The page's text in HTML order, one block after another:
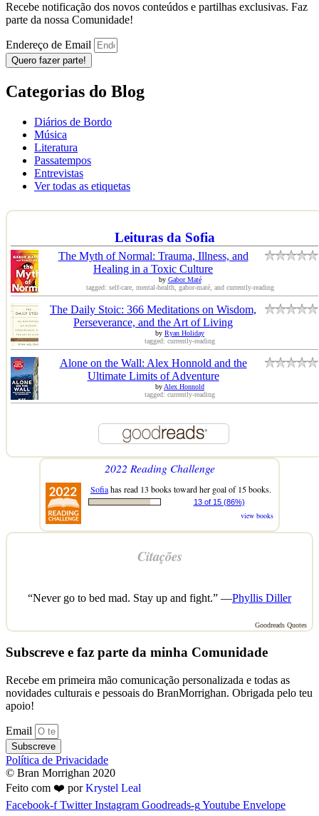
Recebe notificação dos novos conteúdos e partilhas exclusivas. Faz
parte da nossa Comunidade!
Endereço de Email
Quero fazer parte!
Categorias do Blog
Diários de Bordo
Música
Literatura
Passatempos
Entrevistas
Ver todas as etiquetas
Leituras da Sofia
The Myth of Normal: Trauma, Illness, and
Healing in a Toxic Culture
by Gabor Maté
tagged: self-care, mental-health, gabor-maté, and currently-reading
The Daily Stoic: 366 Meditations on Wisdom,
Perseverance, and the Art of Living
by Ryan Holiday
tagged: currently-reading
Alone on the Wall: Alex Honnold and the
Ultimate Limits of Adventure
byAlex Honnold
tagged: currently-reading
2022 Reading Challenge
Sofiahas read 13 books toward her goal of 15 books.
13 of 15 (86%)
view books
Citações
“Never go to bed mad. Stay up and fight.” —Phyllis Diller
Goodreads Quotes
Subscreve e faz parte da minha Comunidade
Recebe em primeira mão comunicação personalizada e todas as
novidades culturais e pessoais do BranMorrighan. Obrigada pelo teu
apoio!
Email
Subscreve
Política de Privacidade
© Bran Morrighan 2020
Feito com ❤️ porKrystel Leal
Facebook-f Twitter Instagram Goodreads-gYoutube Envelope